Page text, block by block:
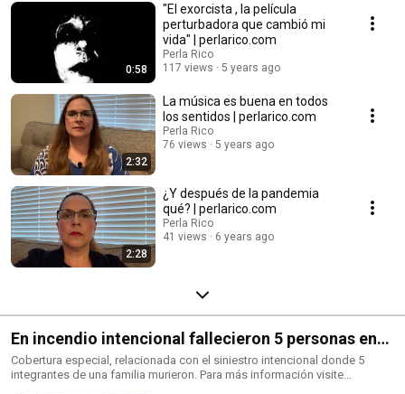
0:58
"El exorcista , la película
perturbadora que cambió mi
vida" | perlarico.com
Perla Rico
117 views
5 years ago
2:32
La música es buena en todos
los sentidos | perlarico.com
Perla Rico
76 views
5 years ago
2:28
¿Y después de la pandemia
qué? | perlarico.com
Perla Rico
41 views
6 years ago
En incendio intencional fallecieron 5 personas en
Green Valley Ranch, Denver, Colorado
Cobertura especial, relacionada con el siniestro intencional donde 5
integrantes de una familia murieron. Para más información visite